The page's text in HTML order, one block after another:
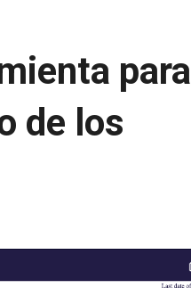
para
de los